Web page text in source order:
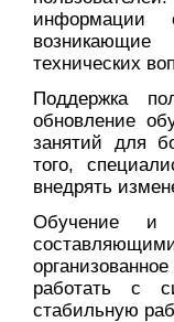
информации
технических
Поддержка
обновление
занятий для
того,
внедрять
Обучение и
работать с
стабильную